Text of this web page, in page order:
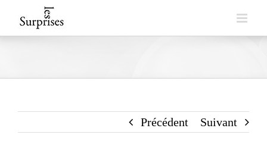
to
Précédent Suivant